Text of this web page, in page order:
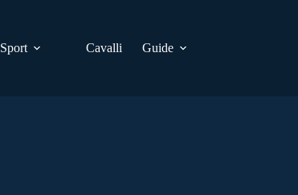
Sport Cavalli Guide